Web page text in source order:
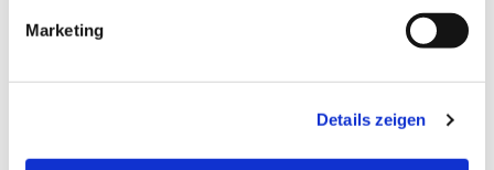
Marketing
Details zeigen
Inklusion betreut.
welche im zentralen Mittelpunkt unserer